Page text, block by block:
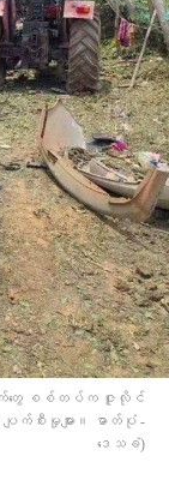
ကွက်တွေ စစ်တပ်က ဇူလိုင်
စီးမှုများ။ ဓာတ်ပုံ -
ဒေသခံ)